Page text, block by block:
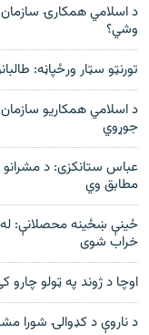
د اسلامي همکارۍ
وشي؟
تورنټو سټار ورځپاڼه:
د اسلامي همکاريو سازمان
جوړوي
عباس ستانکزی: د
مطابق وي
ځينې ښځينه محصلانې:
خراب شوی
اوچا د ژوند په ټولو
د ناروې د کډوالۍ شورا